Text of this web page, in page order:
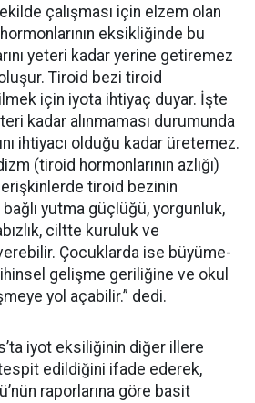
çalışması için elzem olan
eksikliğinde bu
yeteri kadar yerine getiremez
Tiroid bezi tiroid
için iyota ihtiyaç duyar. İşte
kadar alınmaması durumunda
ihtiyacı olduğu kadar üretemez.
(tiroid hormonlarının azlığı)
tiroid bezinin
yutma güçlüğü, yorgunluk,
ciltte kuruluk ve
Çocuklarda ise büyüme-
gelişme geriliğine ve okul
yol açabilir.” dedi.
iyot eksiliğinin diğer illere
edildiğini ifade ederek,
raporlarına göre basit